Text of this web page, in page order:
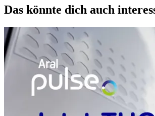
Das könnte dich auch